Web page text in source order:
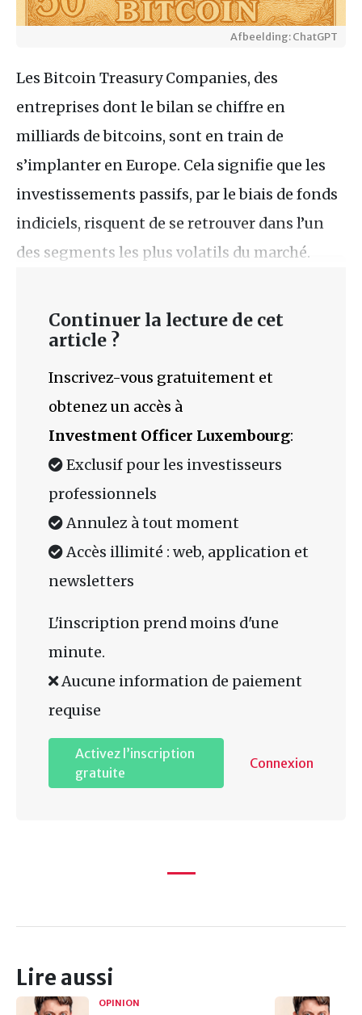
Afbeelding: ChatGPT
Les Bitcoin Treasury Companies, des
entreprises dont le bilan se chiffre en
milliards de bitcoins, sont en train de
s’implanter en Europe. Cela signifie que les
investissements passifs, par le biais de fonds
indiciels, risquent de se retrouver dans l’un
des segments les plus volatils du marché.
Continuer la lecture de cet
article ?
Inscrivez-vous gratuitement et
obtenez un accès à
Investment Officer Luxembourg:
Exclusif pour les investisseurs
professionnels
Annulez à tout moment
Accès illimité : web, application et
newsletters
L'inscription prend moins d'une
minute.
Aucune information de paiement
requise
Activez l’inscription
gratuite
Connexion
Lire aussi
OPINION